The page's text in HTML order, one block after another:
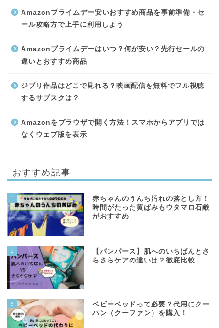
Amazonプライムデー安いおすすめ商品を事前準備・セ
ール攻略方で上手に利用しよう
Amazonプライムデーはいつ？何が安い？先行セールの
違いとおすすめ商品
ジブリ作品はどこで見れる？映画配信を無料でフル視聴
するサブスクは？
Amazonをブラウザで開く方法！スマホからアプリでは
なくウェブ版を表示
おすすめ記事
1
赤ちゃんのうんち汚れの落とし方！
時間がたった黄ばみもウタマロ石鹸
がおすすめ
2
【パンパース】肌へのいちばんとさ
らさらケアの違いは？徹底比較
3
ベビーベッドって必要？代用にクー
ハン（クーファン）を購入！